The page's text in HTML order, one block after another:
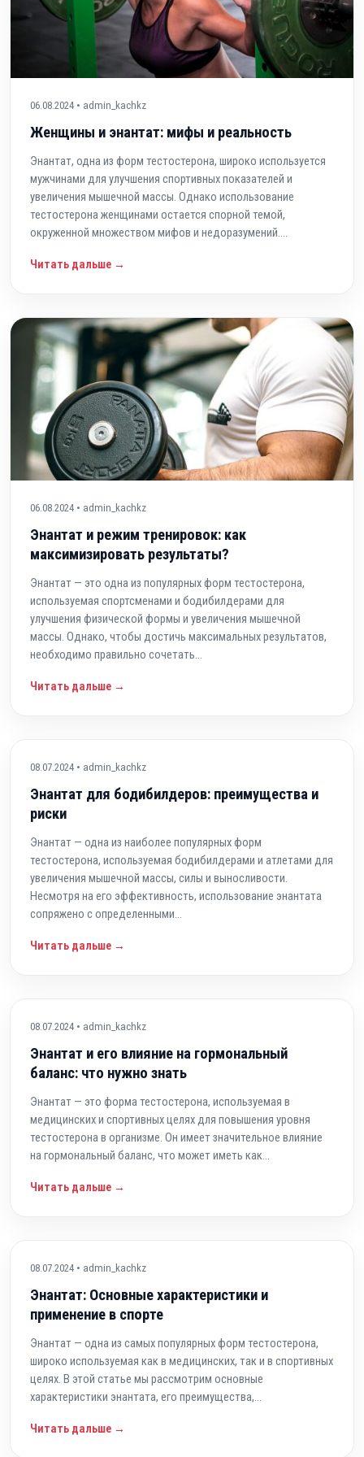
06.08.2024 • admin_kachkz
Женщины и энантат: мифы и реальность
Энантат, одна из форм тестостерона, широко используется
мужчинами для улучшения спортивных показателей и
увеличения мышечной массы. Однако использование
тестостерона женщинами остается спорной темой,
окруженной множеством мифов и недоразумений....
Читать дальше →
06.08.2024 • admin_kachkz
Энантат и режим тренировок: как
максимизировать результаты?
Энантат — это одна из популярных форм тестостерона,
используемая спортсменами и бодибилдерами для
улучшения физической формы и увеличения мышечной
массы. Однако, чтобы достичь максимальных результатов,
необходимо правильно сочетать...
Читать дальше →
08.07.2024 • admin_kachkz
Энантат для бодибилдеров: преимущества и
риски
Энантат — одна из наиболее популярных форм
тестостерона, используемая бодибилдерами и атлетами для
увеличения мышечной массы, силы и выносливости.
Несмотря на его эффективность, использование энантата
сопряжено с определенными...
Читать дальше →
08.07.2024 • admin_kachkz
Энантат и его влияние на гормональный
баланс: что нужно знать
Энантат — это форма тестостерона, используемая в
медицинских и спортивных целях для повышения уровня
тестостерона в организме. Он имеет значительное влияние
на гормональный баланс, что может иметь как...
Читать дальше →
08.07.2024 • admin_kachkz
Энантат: Основные характеристики и
применение в спорте
Энантат — одна из самых популярных форм тестостерона,
широко используемая как в медицинских, так и в спортивных
целях. В этой статье мы рассмотрим основные
характеристики энантата, его преимущества,...
Читать дальше →